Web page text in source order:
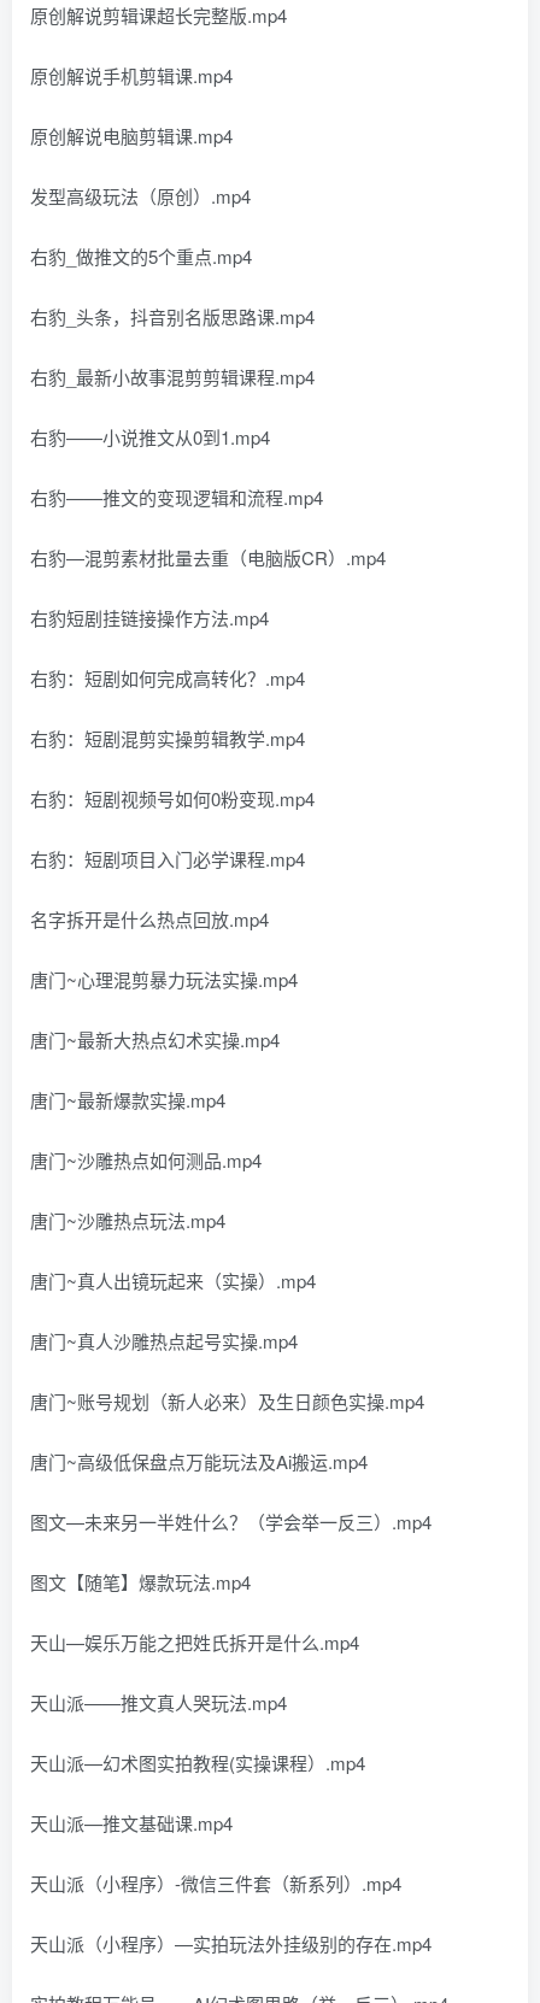
原创解说剪辑课超长完整版.mp4
原创解说手机剪辑课.mp4
原创解说电脑剪辑课.mp4
发型高级玩法（原创）.mp4
右豹_做推文的5个重点.mp4
右豹_头条，抖音别名版思路课.mp4
右豹_最新小故事混剪剪辑课程.mp4
右豹——小说推文从0到1.mp4
右豹——推文的变现逻辑和流程.mp4
右豹—混剪素材批量去重（电脑版CR）.mp4
右豹短剧挂链接操作方法.mp4
右豹：短剧如何完成高转化？.mp4
右豹：短剧混剪实操剪辑教学.mp4
右豹：短剧视频号如何0粉变现.mp4
右豹：短剧项目入门必学课程.mp4
名字拆开是什么热点回放.mp4
唐门~心理混剪暴力玩法实操.mp4
唐门~最新大热点幻术实操.mp4
唐门~最新爆款实操.mp4
唐门~沙雕热点如何测品.mp4
唐门~沙雕热点玩法.mp4
唐门~真人出镜玩起来（实操）.mp4
唐门~真人沙雕热点起号实操.mp4
唐门~账号规划（新人必来）及生日颜色实操.mp4
唐门~高级低保盘点万能玩法及Ai搬运.mp4
图文—未来另一半姓什么？（学会举一反三）.mp4
图文【随笔】爆款玩法.mp4
天山—娱乐万能之把姓氏拆开是什么.mp4
天山派——推文真人哭玩法.mp4
天山派—幻术图实拍教程(实操课程）.mp4
天山派—推文基础课.mp4
天山派（小程序）-微信三件套（新系列）.mp4
天山派（小程序）—实拍玩法外挂级别的存在.mp4